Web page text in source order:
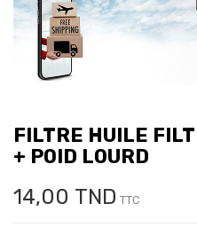
FILTRE HUILE
+ POID LOURD
14,00 TND TTC